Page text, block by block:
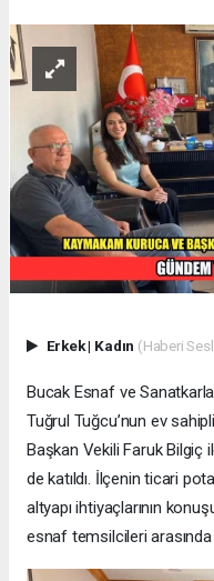
Erkek| Kadın (Haberi
Bucak Esnaf ve
Tuğrul Tuğcu’nun ev
Başkan Vekili Faruk Bilgiç
de katıldı. İlçenin ticari
altyapı ihtiyaçlarının
esnaf temsilcileri arasında